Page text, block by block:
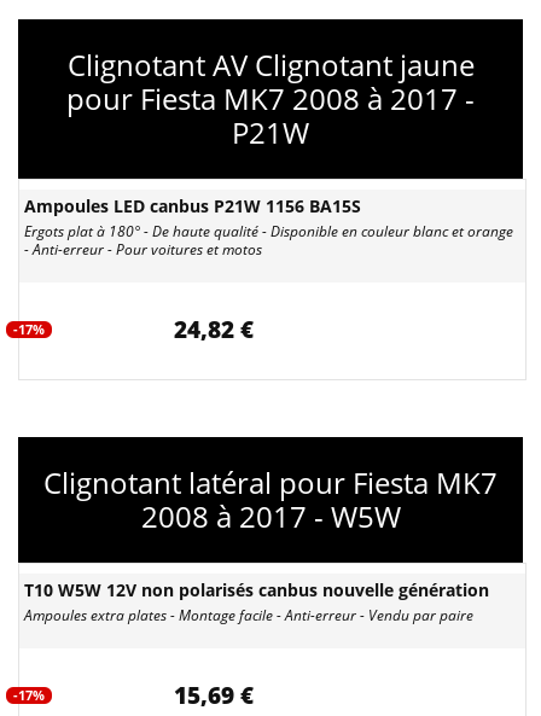
Clignotant AV Clignotant jaune
pour Fiesta MK7 2008 à 2017 -
P21W
Ampoules LED canbus P21W 1156 BA15S
Ergots plat à 180° - De haute qualité - Disponible en couleur blanc et orange
- Anti-erreur - Pour voitures et motos
-17% 24,82 €
Clignotant latéral pour Fiesta MK7
2008 à 2017 - W5W
T10 W5W 12V non polarisés canbus nouvelle génération
Ampoules extra plates - Montage facile - Anti-erreur - Vendu par paire
-17% 15,69 €